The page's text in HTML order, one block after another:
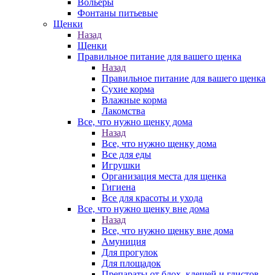
Вольеры
Фонтаны питьевые
Щенки
Назад
Щенки
Правильное питание для вашего щенка
Назад
Правильное питание для вашего щенка
Сухие корма
Влажные корма
Лакомства
Все, что нужно щенку дома
Назад
Все, что нужно щенку дома
Все для еды
Игрушки
Организация места для щенка
Гигиена
Все для красоты и ухода
Все, что нужно щенку вне дома
Назад
Все, что нужно щенку вне дома
Амуниция
Для прогулок
Для площадок